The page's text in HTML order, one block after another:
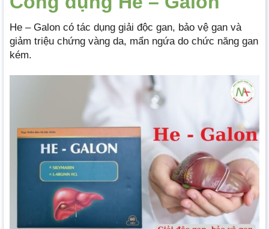
He – Galon có tác dụng giải độc gan, bảo vệ gan và
giảm triệu chứng vàng da, mẩn ngứa do chức năng gan
kém.